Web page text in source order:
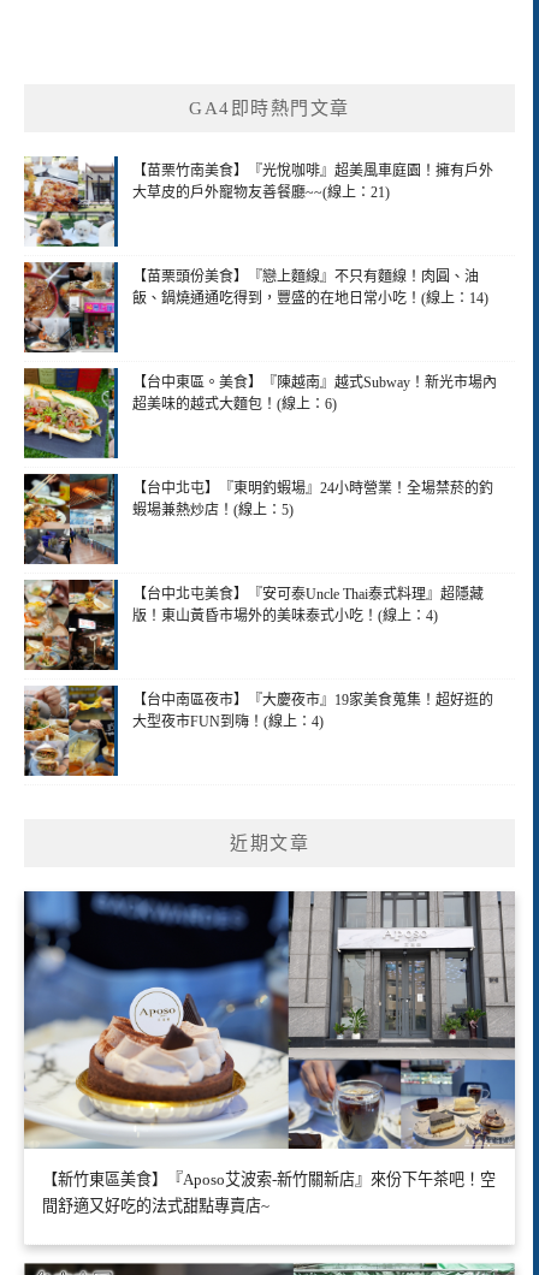
GA4即時熱門文章
【苗栗竹南美食】『光悅咖啡』超美風車庭園！擁有戶外
大草皮的戶外寵物友善餐廳~~(線上：21)
【苗栗頭份美食】『戀上麵線』不只有麵線！肉圓、油
飯、鍋燒通通吃得到，豐盛的在地日常小吃！(線上：14)
【台中東區。美食】『陳越南』越式Subway！新光市場內
超美味的越式大麵包！(線上：6)
【台中北屯】『東明釣蝦場』24小時營業！全場禁菸的釣
蝦場兼熱炒店！(線上：5)
【台中北屯美食】『安可泰Uncle Thai泰式料理』超隱藏
版！東山黃昏市場外的美味泰式小吃！(線上：4)
【台中南區夜市】『大慶夜市』19家美食蒐集！超好逛的
大型夜市FUN到嗨！(線上：4)
近期文章
【新竹東區美食】『Aposo艾波索-新竹關新店』來份下午茶吧！空
間舒適又好吃的法式甜點專賣店~